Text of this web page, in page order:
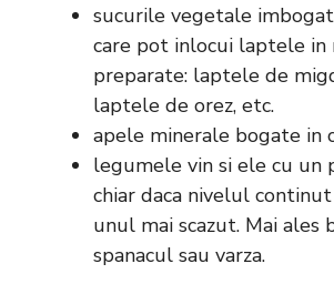
sucurile vegetale
care pot inlocui laptele in
preparate: laptele de
laptele de orez, etc.
apele minerale bogate in
legumele vin si ele cu un
chiar daca nivelul
unul mai scazut. Mai ales
spanacul sau varza.